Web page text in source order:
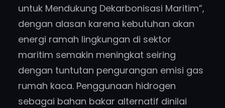
S
e
a
h
’
,
untuk Mendukung Dekarbonisasi Maritim”,
dengan alasan karena kebutuhan akan
energi ramah lingkungan di sektor
maritim semakin meningkat seiring
dengan tuntutan pengurangan emisi gas
rumah kaca. Penggunaan hidrogen
sebagai bahan bakar alternatif dinilai